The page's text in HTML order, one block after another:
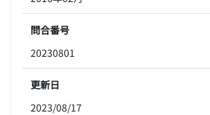
問合番号
20230801
更新日
2023/08/17